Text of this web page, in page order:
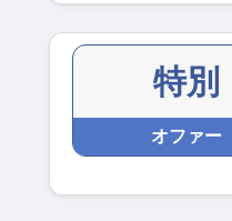
特別
オファー